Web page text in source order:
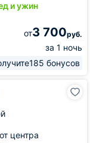
и ужин
от3 700руб.
за 1 ночь
185 бонусов
центра